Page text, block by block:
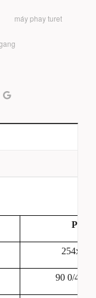
máy phay turet
PF-
90 0/420/